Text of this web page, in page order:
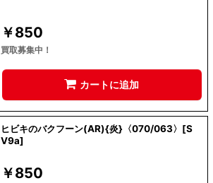
￥850
買取募集中！
カートに追加
ヒビキのバクフーン(AR){炎}〈070/063〉[S
V9a]
￥850